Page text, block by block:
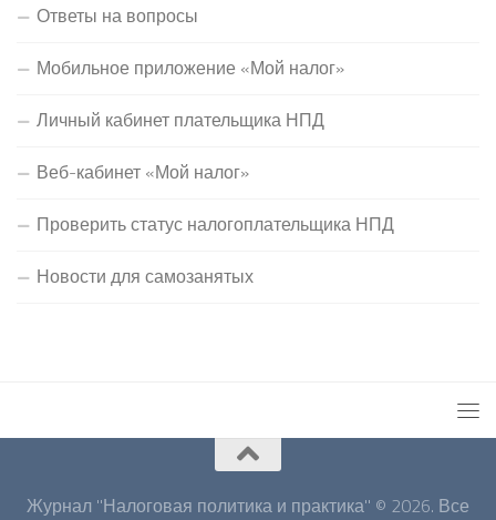
Ответы на вопросы
Мобильное приложение «Мой налог»
Личный кабинет плательщика НПД
Веб-кабинет «Мой налог»
Проверить статус налогоплательщика НПД
Новости для самозанятых
Журнал "Налоговая политика и практика" © 2026. Все